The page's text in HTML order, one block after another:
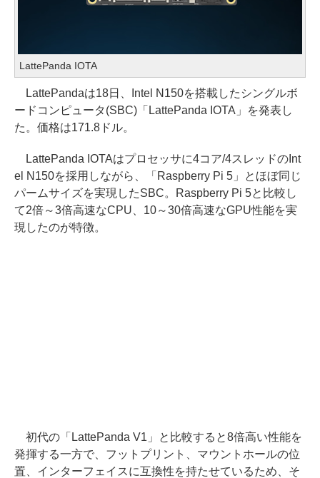
LattePanda IOTA
LattePandaは18日、Intel N150を搭載したシングルボ
ードコンピュータ(SBC)「LattePanda IOTA」を発表し
た。価格は171.8ドル。
LattePanda IOTAはプロセッサに4コア/4スレッドのInt
el N150を採用しながら、「Raspberry Pi 5」とほぼ同じ
パームサイズを実現したSBC。Raspberry Pi 5と比較し
て2倍～3倍高速なCPU、10～30倍高速なGPU性能を実
現したのが特徴。
初代の「LattePanda V1」と比較すると8倍高い性能を
発揮する一方で、フットプリント、マウントホールの位
置、インターフェイスに互換性を持たせているため、そ